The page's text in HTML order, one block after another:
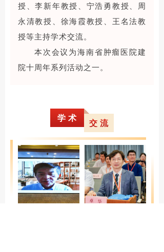
授、李新年教授、宁浩勇教授、周
永清教授、徐海霞教授、王名法教
授等主持学术交流。
本次会议为海南省肿瘤医院建
院十周年系列活动之一。
学 术 交 流